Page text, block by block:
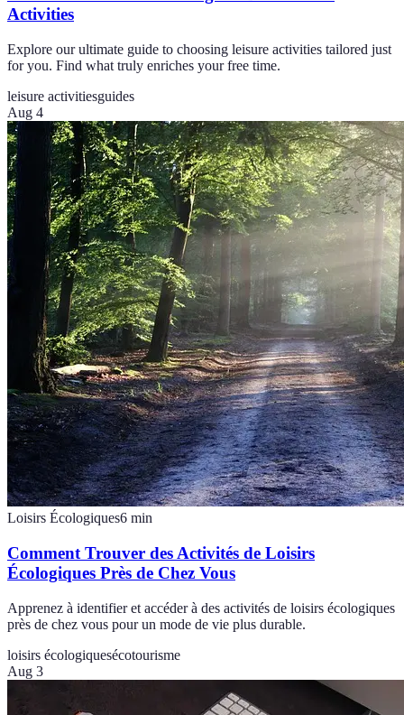
Activities
Explore our ultimate guide to choosing leisure activities tailored just
for you. Find what truly enriches your free time.
leisure activitiesguides
Aug 4
Loisirs Écologiques6 min
Comment Trouver des Activités de Loisirs
Écologiques Près de Chez Vous
Apprenez à identifier et accéder à des activités de loisirs écologiques
près de chez vous pour un mode de vie plus durable.
loisirs écologiquesécotourisme
Aug 3